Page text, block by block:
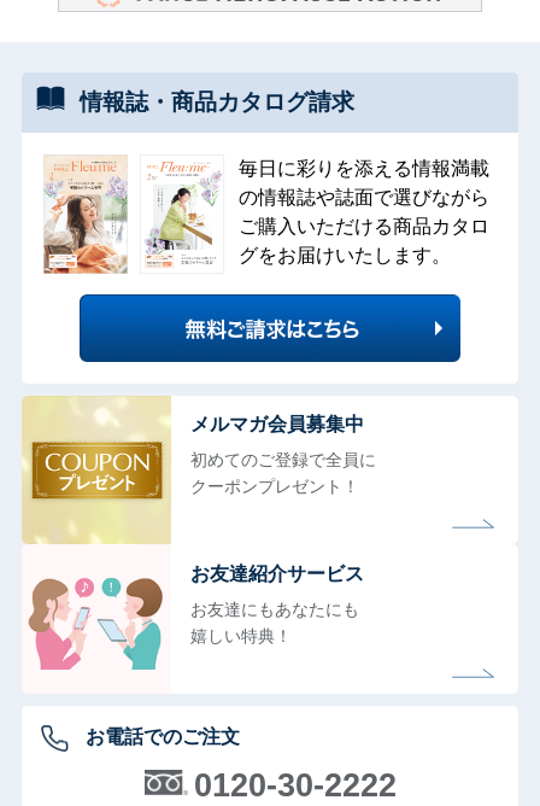
情報誌・ 商品カタログ請求
毎日に彩りを添える情報満載
の情報誌や誌面で選びながら
ご購入いただける商品カタロ
グをお届けいたします。
メルマガ会員募集中
初めてのご登録で全員に
クーポンプレゼント！
お友達紹介サービス
お友達にもあなたにも
嬉しい特典！
お電話でのご注文
0120-30-2222